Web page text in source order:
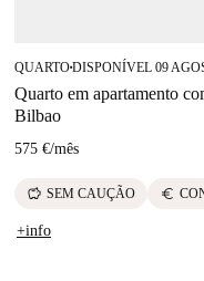
QUARTO■DISPONÍVEL 09
Quarto em apartamento
Bilbao
575 €/mês
savings SEM CAUÇÃO euro
+info